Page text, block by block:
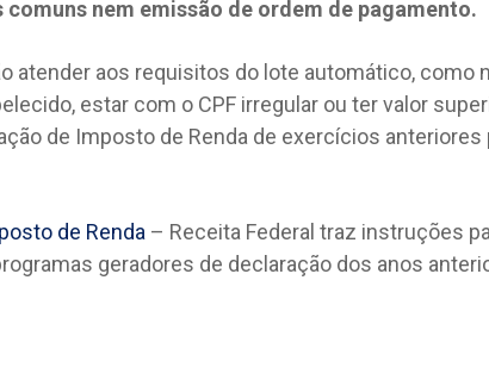
nem emissão de ordem de pagamento.
atender aos requisitos do lote automático, como
estar com o CPF irregular ou ter valor
de Imposto de Renda de exercícios anteriores
de Renda – Receita Federal traz instruções
geradores de declaração dos anos